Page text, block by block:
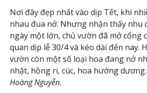
Nơi đây đẹp nhất vào dịp Tết, khi
nhau đua nở. Nhưng nhận thấy nhu
ngày một lớn, chủ vườn đã mở cổng
quan dịp lễ 30/4 và kéo dài đến nay.
vườn còn một số loại hoa đang nở
nhật, hồng ri, cúc, hoa hướng
Hoàng Nguyễn.